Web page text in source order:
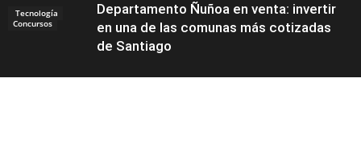
Concursos
Tecnología
Departamento Ñuñoa en venta: invertir
en una de las comunas más cotizadas
de Santiago